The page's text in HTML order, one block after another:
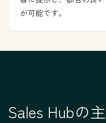
が可能です。
Sales Hubの